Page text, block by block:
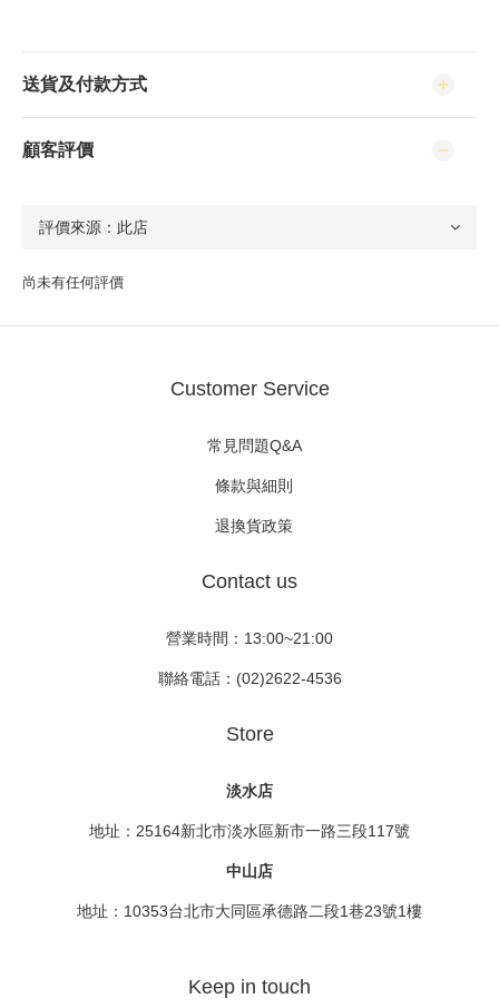
送貨及付款方式
顧客評價
尚未有任何評價
Customer Service
常見問題Q&A
條款與細則
退換貨政策
Contact us
營業時間：13:00~21:00
聯絡電話：(02)2622-4536
Store
淡水店
地址：25164新北市淡水區新市一路三段117號
中山店
地址：10353台北市大同區承德路二段1巷23號1樓
Keep in touch